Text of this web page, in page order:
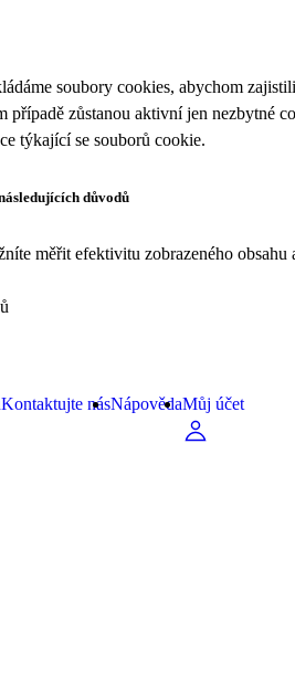
soubory cookies, abychom
případě zůstanou aktivní jen nezbytné
týkající se souborů cookie.
důvodů
měřit efektivitu zobrazeného
Kontaktujte násNápovědaMůj účet